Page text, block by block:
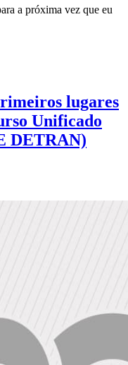
a próxima vez que eu
lugares
Unificado
DETRAN)